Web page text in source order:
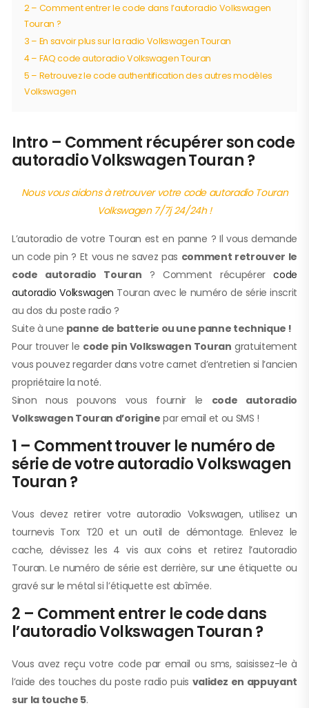
2 – Comment entrer le code dans l’autoradio Volkswagen
Touran ?
3 – En savoir plus sur la radio Volkswagen Touran
4 – FAQ code autoradio Volkswagen Touran
5 – Retrouvez le code authentification des autres modèles
Volkswagen
Intro – Comment récupérer son code
autoradio Volkswagen Touran ?
Nous vous aidons à retrouver votre code autoradio Touran
Volkswagen 7/7j 24/24h !
L’autoradio de votre Touran est en panne ? Il vous demande
un code pin ? Et vous ne savez pas comment retrouver le
code autoradio Touran ? Comment récupérercode
autoradio Volkswagen Touran avec le numéro de série inscrit
au dos du poste radio ?
Suite à une panne de batterie ou une panne technique !
Pour trouver le code pin Volkswagen Touran gratuitement
vous pouvez regarder dans votre carnet d’entretien si l’ancien
propriétaire la noté.
Sinon nous pouvons vous fournir le code autoradio
Volkswagen Touran d’origine par email et ou SMS !
1 – Comment trouver le numéro de
série de votre autoradio Volkswagen
Touran ?
Vous devez retirer votre autoradio Volkswagen, utilisez un
tournevis Torx T20 et un outil de démontage. Enlevez le
cache, dévissez les 4 vis aux coins et retirez l’autoradio
Touran. Le numéro de série est derrière, sur une étiquette ou
gravé sur le métal si l’étiquette est abîmée.
2 – Comment entrer le code dans
l’autoradio Volkswagen Touran ?
Vous avez reçu votre code par email ou sms, saisissez-le à
l’aide des touches du poste radio puis validez en appuyant
sur la touche 5.